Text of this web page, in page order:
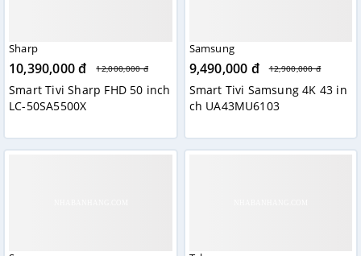
Sharp
10,390,000 đ 12,000,000 đ
Smart Tivi Sharp FHD 50 inch
LC-50SA5500X
Samsung
9,490,000 đ 12,900,000 đ
Smart Tivi Samsung 4K 43 in
ch UA43MU6103